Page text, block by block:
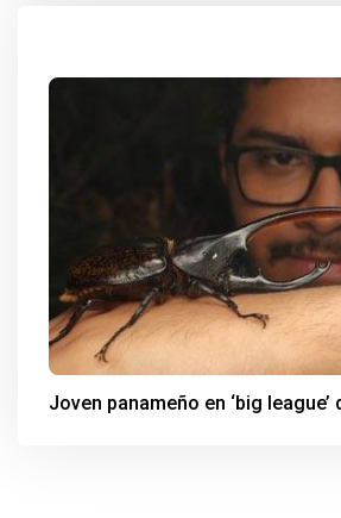
Joven panameño en ‘big